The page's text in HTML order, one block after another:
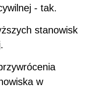
- tak.
stanowisk
w